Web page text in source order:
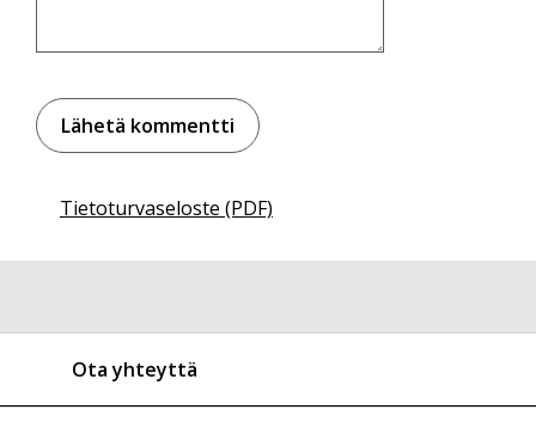
Tietoturvaseloste (PDF)
Ota yhteyttä